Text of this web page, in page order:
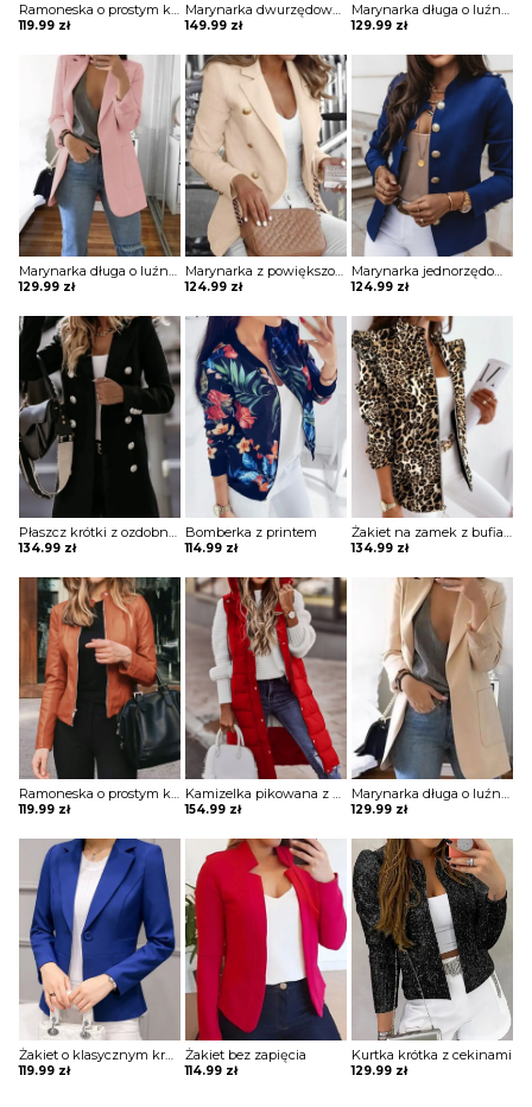
Ramoneska o prostym kroju
119.99 zł
Marynarka dwurzędowa z ozdobnymi guzikami
149.99 zł
Marynarka długa o luźnym kroju z kieszeniami
129.99 zł
Marynarka długa o luźnym kroju z kieszeniami
129.99 zł
Marynarka z powiększonymi ramionami z ozdobnymi guzikami
124.99 zł
Marynarka jednorzędowa z ozdobnymi guzikami
124.99 zł
Płaszcz krótki z ozdobnymi guzikami
134.99 zł
Bomberka z printem
114.99 zł
Żakiet na zamek z bufiastymi rękawami i stójką
134.99 zł
Ramoneska o prostym kroju
119.99 zł
Kamizelka pikowana z kapturem długa
154.99 zł
Marynarka długa o luźnym kroju z kieszeniami
129.99 zł
Żakiet o klasycznym kroju z przeszyciami
119.99 zł
Żakiet bez zapięcia
114.99 zł
Kurtka krótka z cekinami
129.99 zł